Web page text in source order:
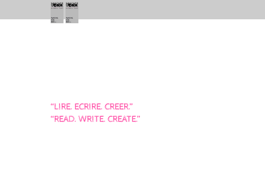
“LIRE. ECRIRE. CREER.”
“READ. WRITE. CREATE.”